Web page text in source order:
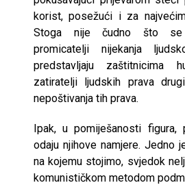
korist, posežući i za
Stoga nije čudno što se
promicatelji nijekanja
predstavljaju zaštitnicima
zatiratelji ljudskih prava
nepoštivanja tih prava.
Ipak, u pomiješanosti figura,
odaju njihove namjere. Jedno
na kojemu stojimo, svjedok
komunističkom metodom